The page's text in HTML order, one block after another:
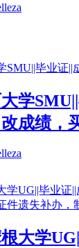
学
成绩，
大学